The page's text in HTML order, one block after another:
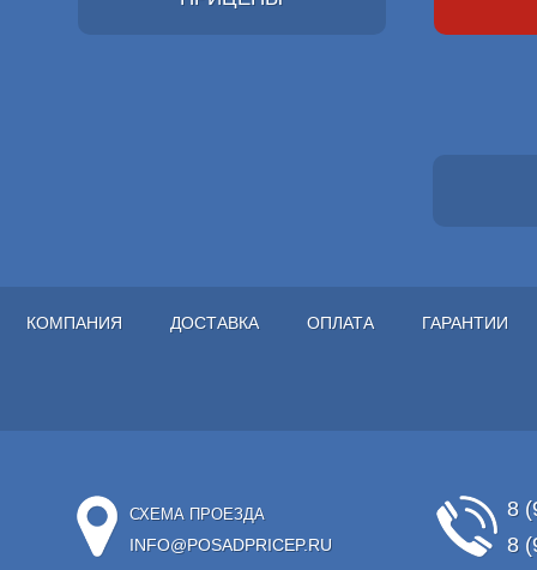
КОМПАНИЯ ДОСТАВКА ОПЛАТА ГАРАНТИИ
СХЕМА ПРОЕЗДА
INFO@POSADPRICEP.RU
8
8